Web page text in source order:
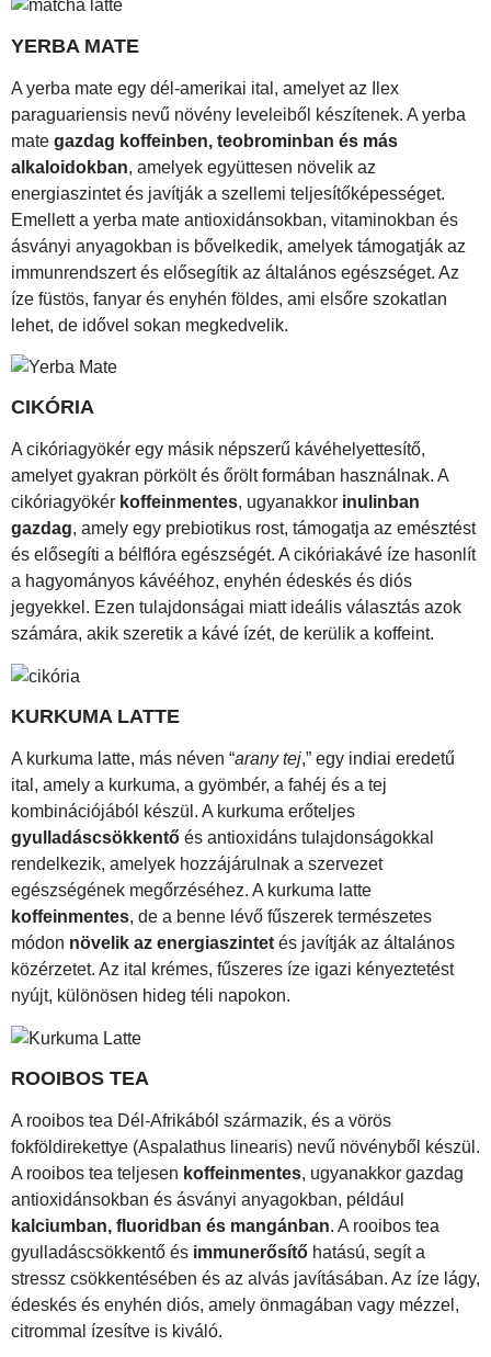
YERBA MATE
A yerba mate egy dél-amerikai ital, amelyet az Ilex
paraguariensis nevű növény leveleiből készítenek. A yerba
mate gazdag koffeinben, teobrominban és más
alkaloidokban, amelyek együttesen növelik az
energiaszintet és javítják a szellemi teljesítőképességet.
Emellett a yerba mate antioxidánsokban, vitaminokban és
ásványi anyagokban is bővelkedik, amelyek támogatják az
immunrendszert és elősegítik az általános egészséget. Az
íze füstös, fanyar és enyhén földes, ami elsőre szokatlan
lehet, de idővel sokan megkedvelik.
CIKÓRIA
A cikóriagyökér egy másik népszerű kávéhelyettesítő,
amelyet gyakran pörkölt és őrölt formában használnak. A
cikóriagyökér koffeinmentes, ugyanakkor inulinban
gazdag, amely egy prebiotikus rost, támogatja az emésztést
és elősegíti a bélflóra egészségét. A cikóriakávé íze hasonlít
a hagyományos kávééhoz, enyhén édeskés és diós
jegyekkel. Ezen tulajdonságai miatt ideális választás azok
számára, akik szeretik a kávé ízét, de kerülik a koffeint.
KURKUMA LATTE
A kurkuma latte, más néven “arany tej,” egy indiai eredetű
ital, amely a kurkuma, a gyömbér, a fahéj és a tej
kombinációjából készül. A kurkuma erőteljes
gyulladáscsökkentő és antioxidáns tulajdonságokkal
rendelkezik, amelyek hozzájárulnak a szervezet
egészségének megőrzéséhez. A kurkuma latte
koffeinmentes, de a benne lévő fűszerek természetes
módon növelik az energiaszintet és javítják az általános
közérzetet. Az ital krémes, fűszeres íze igazi kényeztetést
nyújt, különösen hideg téli napokon.
ROOIBOS TEA
A rooibos tea Dél-Afrikából származik, és a vörös
fokföldirekettye (Aspalathus linearis) nevű növényből készül.
A rooibos tea teljesen koffeinmentes, ugyanakkor gazdag
antioxidánsokban és ásványi anyagokban, például
kalciumban, fluoridban és mangánban. A rooibos tea
gyulladáscsökkentő és immunerősítő hatású, segít a
stressz csökkentésében és az alvás javításában. Az íze lágy,
édeskés és enyhén diós, amely önmagában vagy mézzel,
citrommal ízesítve is kiváló.